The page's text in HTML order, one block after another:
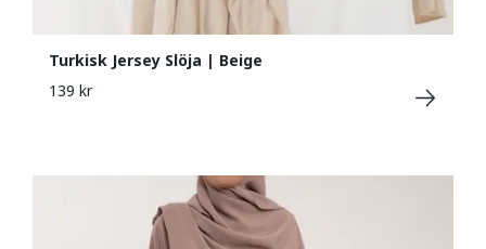
Turkisk Jersey Slöja | Beige
139 kr